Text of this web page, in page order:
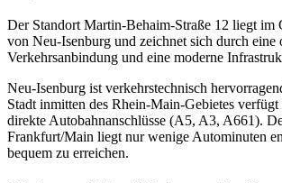
Der Standort Martin-Behaim-Straße 12 liegt im
von Neu-Isenburg und zeichnet sich durch eine
Verkehrsanbindung und eine moderne
Neu-Isenburg ist verkehrstechnisch
Stadt inmitten des Rhein-Main-Gebietes verfügt
direkte Autobahnanschlüsse (A5, A3, A661).
Frankfurt/Main liegt nur wenige Autominuten
bequem zu erreichen.